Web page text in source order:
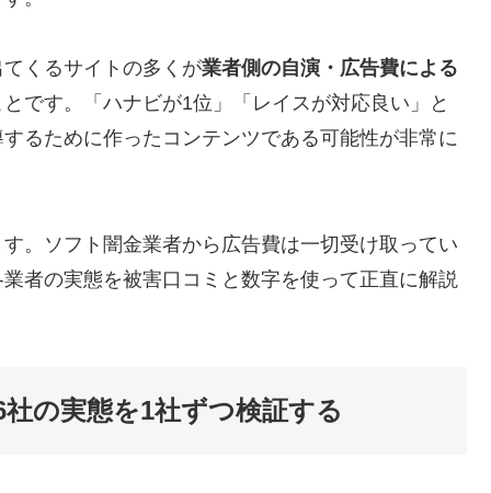
くるサイトの多くが業者側の自演・広告費による
です。「ハナビが1位」「レイスが対応良い」と
るために作ったコンテンツである可能性が非常に
。ソフト闇金業者から広告費は一切受け取ってい
者の実態を被害口コミと数字を使って正直に解説
の実態を1社ずつ検証する